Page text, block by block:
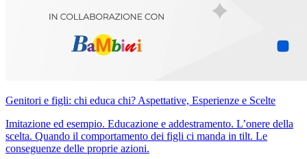
Genitori e figli: chi educa chi? Aspettative, Esperienze e Scelte
Imitazione ed esempio. Educazione e addestramento. L’onere della
scelta. Quando il comportamento dei figli ci manda in tilt. Le
conseguenze delle proprie azioni.